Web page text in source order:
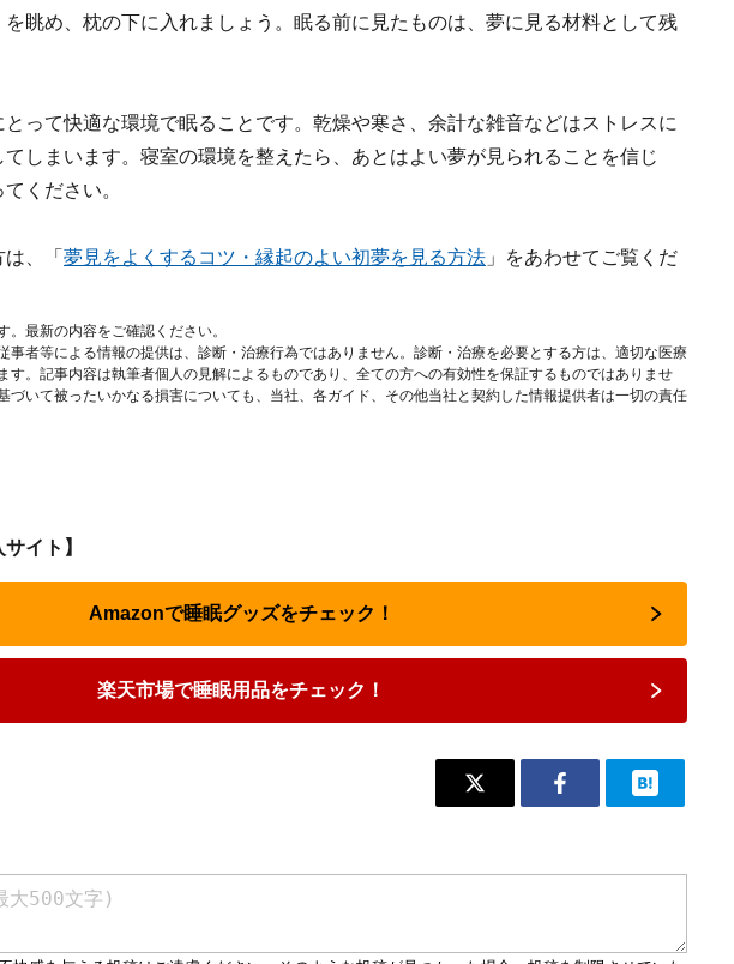
眺め、枕の下に入れましょう。眠る前に見たものは、夢に見る材料として残
って快適な環境で眠ることです。乾燥や寒さ、余計な雑音などはストレスに
しまいます。寝室の環境を整えたら、あとはよい夢が見られることを信じ
ください。
、「 夢見をよくするコツ・縁起のよい初夢を見る方法 」をあわせてご覧くだ
最新の内容をご確認ください。
者等による情報の提供は、診断・治療行為ではありません。診断・治療を必要とする方は、適切な医療
す。記事内容は執筆者個人の見解によるものであり、全ての方への有効性を保証するものではありませ
づいて被ったいかなる損害についても、当社、各ガイド、その他当社と契約した情報提供者は一切の責任
イト】
Amazonで睡眠グッズをチェック！
楽天市場で睡眠用品をチェック！